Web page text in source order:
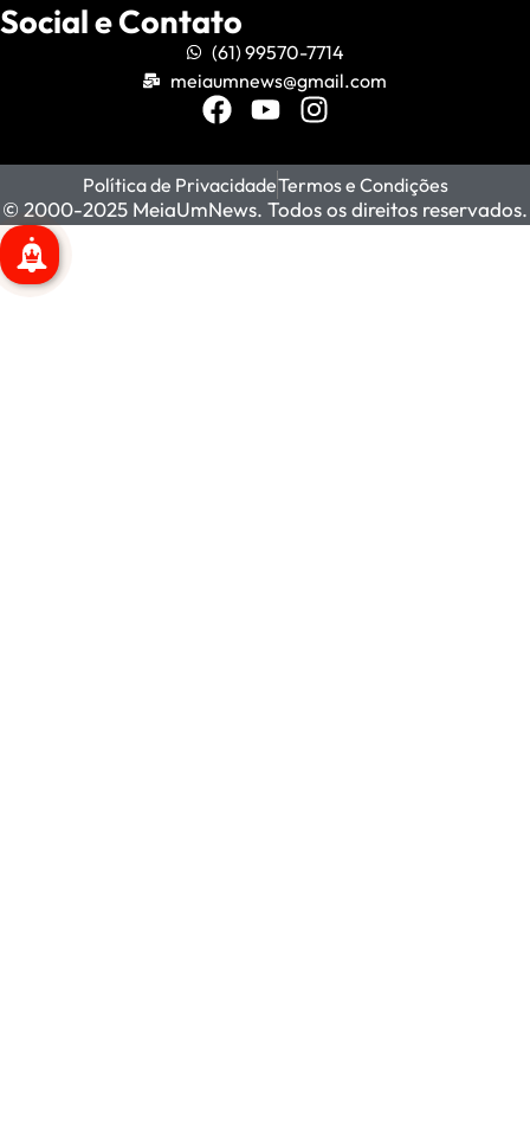
Social e Contato
(61) 99570-7714
meiaumnews@gmail.com
Política de PrivacidadeTermos e Condições
© 2000-2025 MeiaUmNews. Todos os direitos reservados.